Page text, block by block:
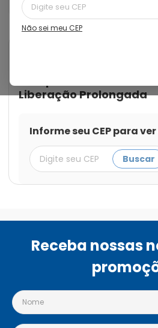
Não sei meu CEP
Revestidos de Liberação
Liberação Prolongada
Informe seu CEP para
Buscar
Receba nossas